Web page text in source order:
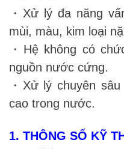
・Xử lý đa năng
mùi, màu, kim loại
・Hệ không có
nguồn nước cứng.
・Xử lý chuyên
cao trong nước.
1. THÔNG SỐ KỸ